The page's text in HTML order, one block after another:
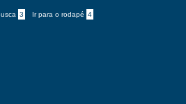
3 Ir para o rodapé 4